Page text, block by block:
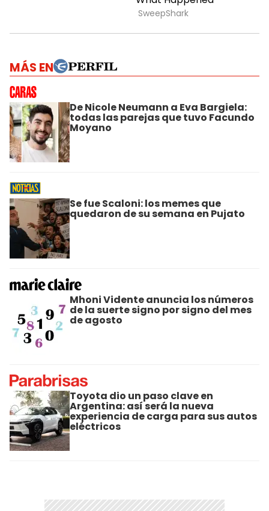
MÁS EN
De Nicole Neumann a Eva Bargiela:
todas las parejas que tuvo Facundo
Moyano
Se fue Scaloni: los memes que
quedaron de su semana en Pujato
Mhoni Vidente anuncia los números
de la suerte signo por signo del mes
de agosto
Toyota dio un paso clave en
Argentina: así será la nueva
experiencia de carga para sus autos
eléctricos